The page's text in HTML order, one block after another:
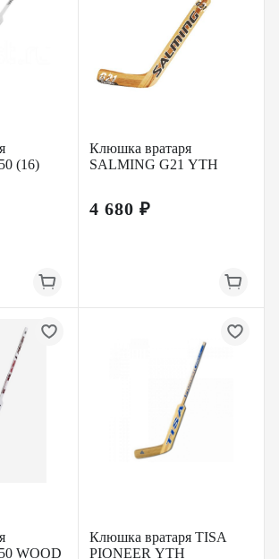
(16)
Клюшка вратаря
SALMING G21 YTH
4 680 ₽
WOOD
Клюшка вратаря TISA
PIONEER YTH